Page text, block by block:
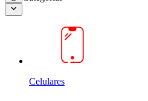
Celulares